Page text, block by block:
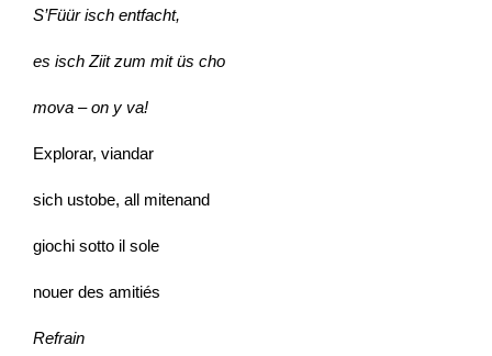
S’Füür isch entfacht,
es isch Ziit zum mit üs cho
mova – on y va!
Explorar, viandar
sich ustobe, all mitenand
giochi sotto il sole
nouer des amitiés
Refrain